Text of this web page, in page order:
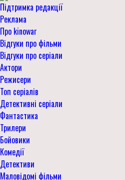
Підтримка редакції
Реклама
Про kinowar
Відгуки про фільми
Відгуки про серіали
Актори
Режисери
Топ серіалів
Детективні серіали
Фантастика
Трилери
Бойовики
Комедії
Детективи
Маловідомі фільми